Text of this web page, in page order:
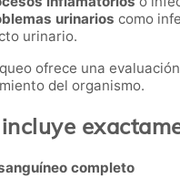
urinarios como
urinario.
ofrece una
del organismo.
completo